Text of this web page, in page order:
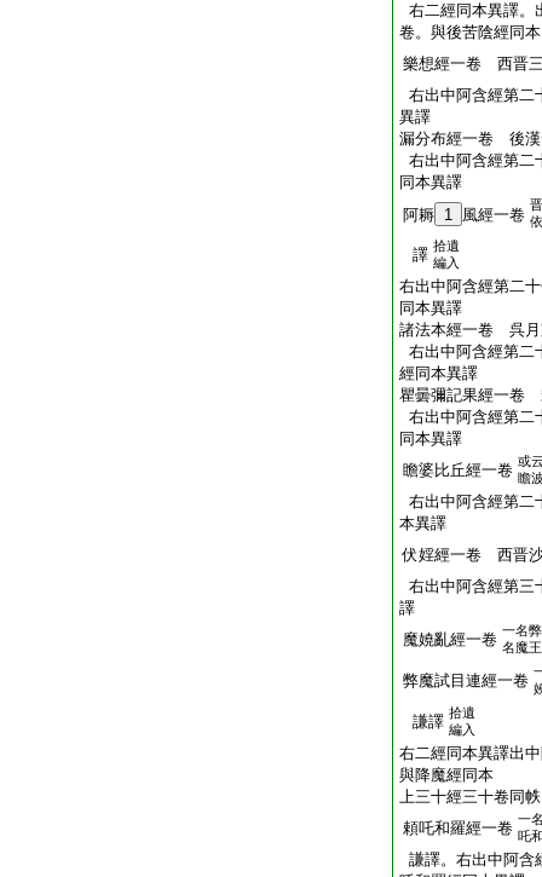
右二經同本異譯。
卷。與後苦陰經同本
樂想經一卷 西晋
右出中阿含經第二
異譯
漏分布經一卷 後漢
右出中阿含經第二
同本異譯
阿耨 1 風經一卷
譯 拾遺
編入
右出中阿含經第二
同本異譯
諸法本經一卷 呉月
右出中阿含經第二
經同本異譯
瞿曇彌記果經一卷
右出中阿含經第二
同本異譯
瞻婆比丘經一卷 或
瞻
右出中阿含經第二
本異譯
伏婬經一卷 西晋
右出中阿含經第三
譯
魔嬈亂經一卷 一名
名魔
弊魔試目連經一卷
謙譯 拾遺
編入
右二經同本異譯出
與降魔經同本
上三十經三十卷同帙
頼吒和羅經一卷 一
吒
謙譯。右出中阿含